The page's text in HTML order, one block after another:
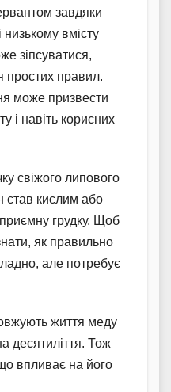
завдяки
низькому вмісту
зіпсуватися,
простих правил.
може призвести
і навіть корисних
свіжого липового
став кислим або
грудку. Щоб
як правильно
але потребує
життя меду
десятиліття. Тож
впливає на його